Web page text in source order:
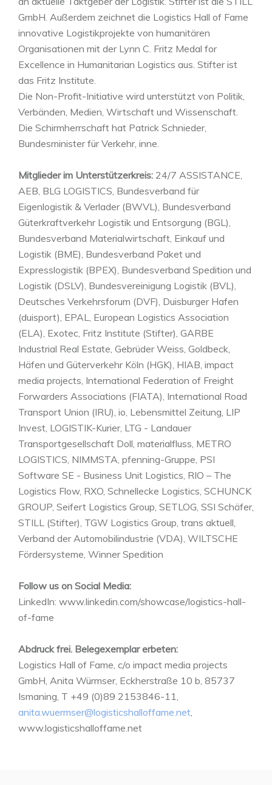
GmbH. Außerdem zeichnet die Logistics Hall of Fame
innovative Logistikprojekte von humanitären
Organisationen mit der Lynn C. Fritz Medal for
Excellence in Humanitarian Logistics aus. Stifter ist
das Fritz Institute.
Die Non-Profit-Initiative wird unterstützt von Politik,
Verbänden, Medien, Wirtschaft und Wissenschaft.
Die Schirmherrschaft hat Patrick Schnieder,
Bundesminister für Verkehr, inne.
Mitglieder im Unterstützerkreis: 24/7 ASSISTANCE,
AEB, BLG LOGISTICS, Bundesverband für
Eigenlogistik & Verlader (BWVL), Bundesverband
Güterkraftverkehr Logistik und Entsorgung (BGL),
Bundesverband Materialwirtschaft, Einkauf und
Logistik (BME), Bundesverband Paket und
Expresslogistik (BPEX), Bundesverband Spedition und
Logistik (DSLV), Bundesvereinigung Logistik (BVL),
Deutsches Verkehrsforum (DVF), Duisburger Hafen
(duisport), EPAL, European Logistics Association
(ELA), Exotec, Fritz Institute (Stifter), GARBE
Industrial Real Estate, Gebrüder Weiss, Goldbeck,
Häfen und Güterverkehr Köln (HGK), HIAB, impact
media projects, International Federation of Freight
Forwarders Associations (FIATA), International Road
Transport Union (IRU), io, Lebensmittel Zeitung, LIP
Invest, LOGISTIK-Kurier, LTG - Landauer
Transportgesellschaft Doll, materialfluss, METRO
LOGISTICS, NIMMSTA, pfenning-Gruppe, PSI
Software SE - Business Unit Logistics, RIO – The
Logistics Flow, RXO, Schnellecke Logistics, SCHUNCK
GROUP, Seifert Logistics Group, SETLOG, SSI Schäfer,
STILL (Stifter), TGW Logistics Group, trans aktuell,
Verband der Automobilindustrie (VDA), WILTSCHE
Fördersysteme, Winner Spedition
Follow us on Social Media:
LinkedIn: www.linkedin.com/showcase/logistics-hall-
of-fame
Abdruck frei. Belegexemplar erbeten:
Logistics Hall of Fame, c/o impact media projects
GmbH, Anita Würmser, Eckherstraße 10 b, 85737
Ismaning, T +49 (0)89 2153846-11,
anita.wuermser@logisticshalloffame.net
www.logisticshalloffame.net